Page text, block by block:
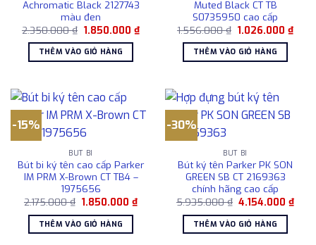
Achromatic Black 2127743
màu đen
2.350.000₫ Giá
là:
2.350.000 ₫.
1.850.000₫Giá
hiện
1.850.000 ₫.
THÊM VÀO GIỎ HÀNG
Muted Black CT TB
S0735950 cao cấp
1.556.000₫ Giá
là:
1.556.000 ₫.
1.026.000₫Giá
hiện
THÊM VÀO GIỎ HÀNG
-15%
BÚT BI
Bút bi ký tên cao cấp Parker
IM PRM X-Brown CT TB4 –
1975656
2.175.000₫ Giá
là:
2.175.000 ₫.
1.850.000₫Giá
hiện
1.850.000 ₫.
THÊM VÀO GIỎ HÀNG
-30%
BÚT BI
Bút ký tên Parker PK SON
GREEN SB CT 2169363
chính hãng cao cấp
5.935.000₫ Giá
là:
5.935.000 ₫.
4.154.000₫Giá
hiện
THÊM VÀO GIỎ HÀNG